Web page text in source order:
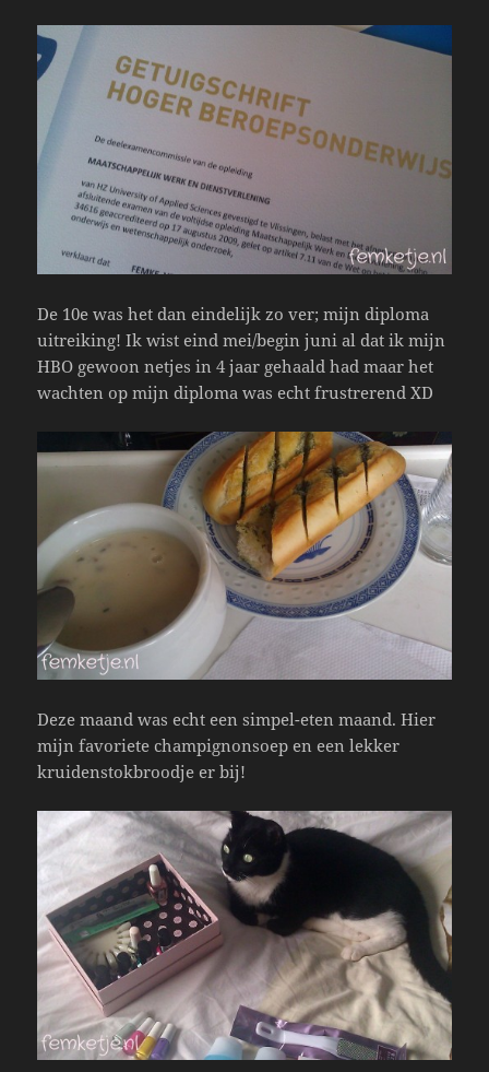
De 10e was het dan eindelijk zo ver; mijn diploma
uitreiking! Ik wist eind mei/begin juni al dat ik mijn
HBO gewoon netjes in 4 jaar gehaald had maar het
wachten op mijn diploma was echt frustrerend XD
Deze maand was echt een simpel-eten maand. Hier
mijn favoriete champignonsoep en een lekker
kruidenstokbroodje er bij!